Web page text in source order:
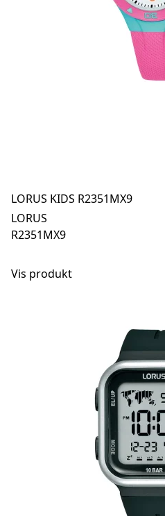
LORUS KIDS R2351MX9
LORUS
R2351MX9
Vis produkt